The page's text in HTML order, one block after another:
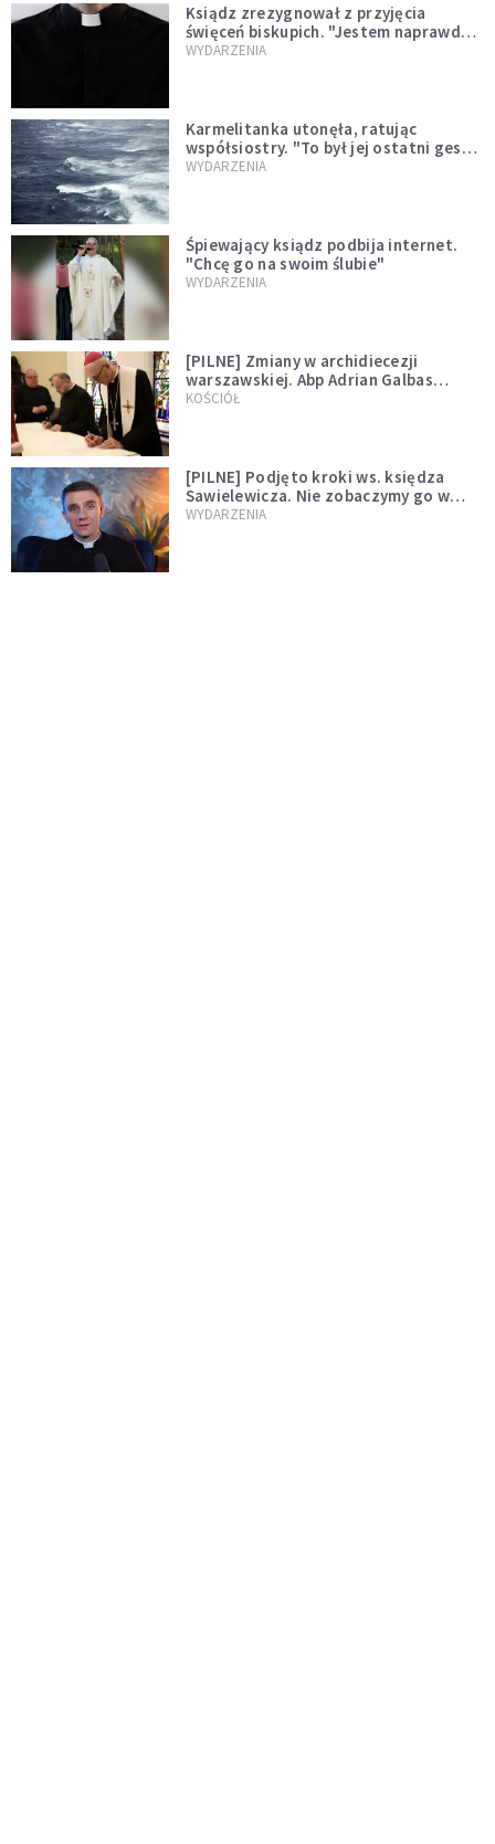
Ksiądz zrezygnował z przyjęcia
święceń biskupich. "Jestem naprawdę
niegodny"
WYDARZENIA
Karmelitanka utonęła, ratując
współsiostry. "To był jej ostatni gest
miłości"
WYDARZENIA
Śpiewający ksiądz podbija internet.
"Chcę go na swoim ślubie"
WYDARZENIA
[PILNE] Zmiany w archidiecezji
warszawskiej. Abp Adrian Galbas
wręczył dekrety nowym proboszczom
KOŚCIÓŁ
[PILNE] Podjęto kroki ws. księdza
Sawielewicza. Nie zobaczymy go w
mediach
WYDARZENIA